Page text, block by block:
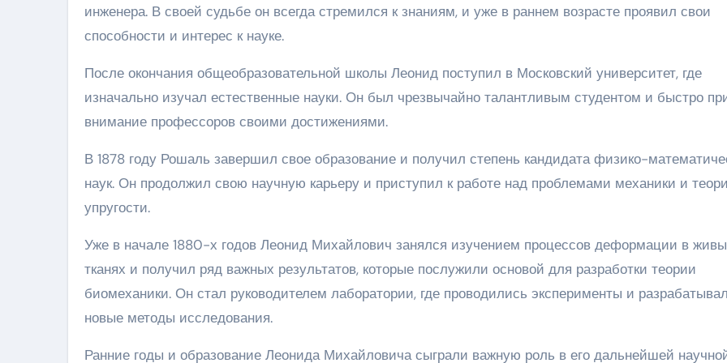
инженера. В своей судьбе он всегда стремился к знаниям, и уже в раннем возрасте проявил свои
способности и интерес к науке.
После окончания общеобразовательной школы Леонид поступил в Московский университет, где
изначально изучал естественные науки. Он был чрезвычайно талантливым студентом и быстро
внимание профессоров своими достижениями.
В 1878 году Рошаль завершил свое образование и получил степень кандидата физико-
наук. Он продолжил свою научную карьеру и приступил к работе над проблемами механики и
упругости.
Уже в начале 1880-х годов Леонид Михайлович занялся изучением процессов деформации в
тканях и получил ряд важных результатов, которые послужили основой для разработки теории
биомеханики. Он стал руководителем лаборатории, где проводились эксперименты и
новые методы исследования.
Ранние годы и образование Леонида Михайловича сыграли важную роль в его дальнейшей